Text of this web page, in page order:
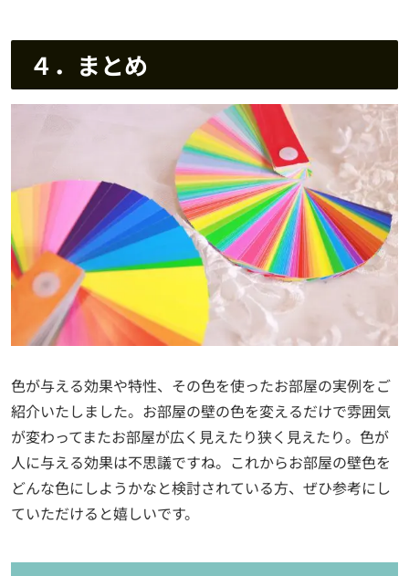
４．まとめ
色が与える効果や特性、その色を使ったお部屋の実例をご
紹介いたしました。お部屋の壁の色を変えるだけで雰囲気
が変わってまたお部屋が広く見えたり狭く見えたり。色が
人に与える効果は不思議ですね。これからお部屋の壁色を
どんな色にしようかなと検討されている方、ぜひ参考にし
ていただけると嬉しいです。